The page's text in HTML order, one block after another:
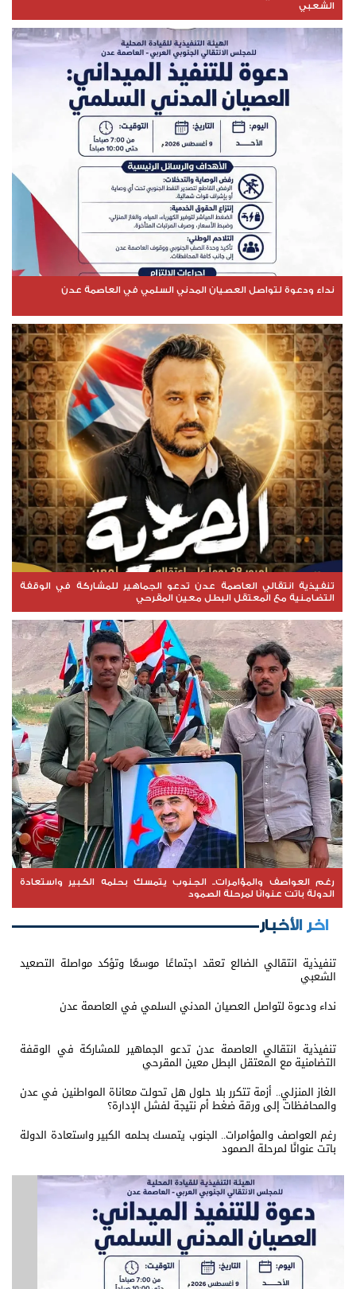
الشعبي
نداء ودعوة لتواصل العصيان المدني السلمي في العاصمة عدن
تنفيذية انتقالي العاصمة عدن تدعو الجماهير للمشاركة في الوقفة
التضامنية مع المعتقل البطل معين المقرحي
رغم العواصف والمؤامرات.. الجنوب يتمسك بحلمه الكبير واستعادة
الدولة باتت عنوانًا لمرحلة الصمود
اخر الأخبار
تنفيذية انتقالي الضالع تعقد اجتماعًا موسعًا وتؤكد مواصلة التصعيد
الشعبي
نداء ودعوة لتواصل العصيان المدني السلمي في العاصمة عدن
تنفيذية انتقالي العاصمة عدن تدعو الجماهير للمشاركة في الوقفة
التضامنية مع المعتقل البطل معين المقرحي
الغاز المنزلي.. أزمة تتكرر بلا حلول هل تحولت معاناة المواطنين في عدن
والمحافظات إلى ورقة ضغط أم نتيجة لفشل الإدارة؟
رغم العواصف والمؤامرات.. الجنوب يتمسك بحلمه الكبير واستعادة الدولة
باتت عنوانًا لمرحلة الصمود